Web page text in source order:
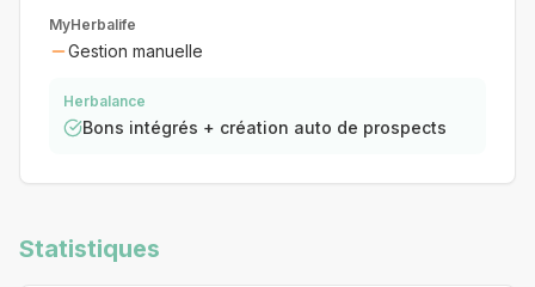
MyHerbalife
Gestion manuelle
Herbalance
Bons intégrés + création auto de prospects
Statistiques